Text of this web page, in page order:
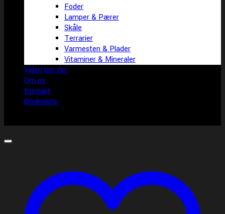
Foder
Lamper & Pærer
Skåle
Terrarier
Varmesten & Plader
Vitaminer & Mineraler
Viden om dyr
Om os
Kontakt
Ønskeliste